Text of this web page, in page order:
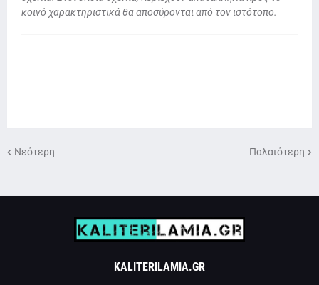
κοινό χαρακτηριστικά θα αποσύρονται από τον ιστότοπο.
Νεότερη Παλαιότερη
KALITERILAMIA.GR